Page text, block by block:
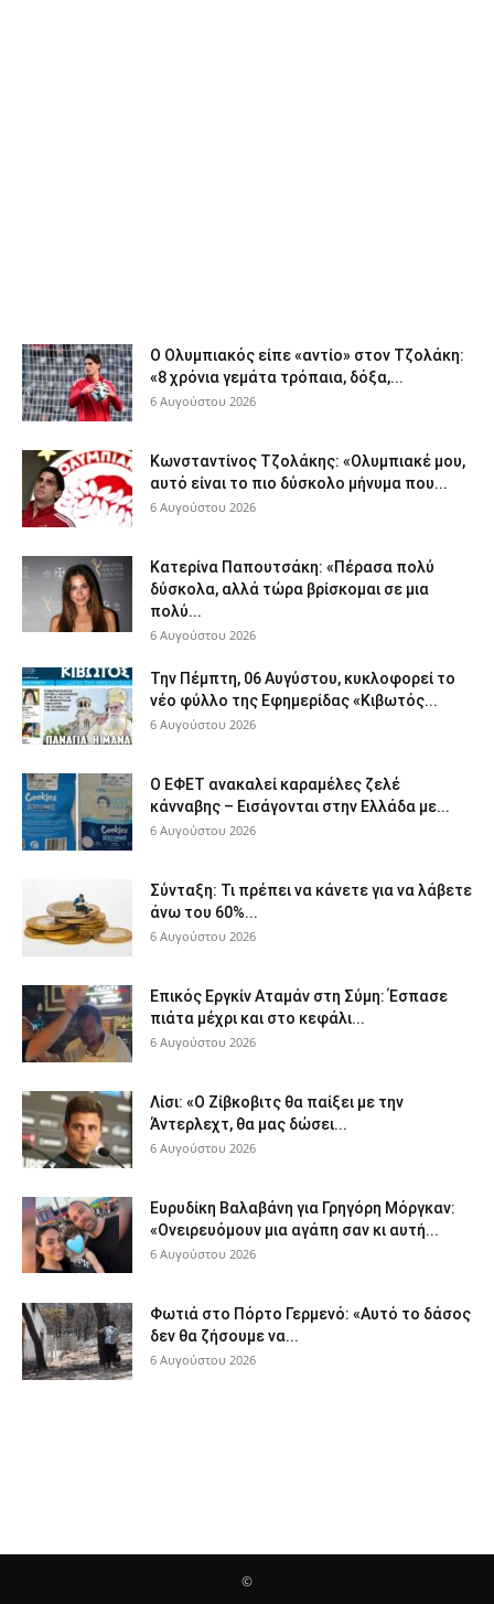
Ο Ολυμπιακός είπε «αντίο» στον Τζολάκη:
«8 χρόνια γεμάτα τρόπαια, δόξα,...
6 Αυγούστου 2026
Κωνσταντίνος Τζολάκης: «Ολυμπιακέ μου,
αυτό είναι το πιο δύσκολο μήνυμα που...
6 Αυγούστου 2026
Κατερίνα Παπουτσάκη: «Πέρασα πολύ
δύσκολα, αλλά τώρα βρίσκομαι σε μια
πολύ...
6 Αυγούστου 2026
Την Πέμπτη, 06 Αυγύστου, κυκλοφορεί το
νέο φύλλο της Εφημερίδας «Κιβωτός...
6 Αυγούστου 2026
Ο ΕΦΕΤ ανακαλεί καραμέλες ζελέ
κάνναβης – Εισάγονται στην Ελλάδα με...
6 Αυγούστου 2026
Σύνταξη: Τι πρέπει να κάνετε για να λάβετε
άνω του 60%...
6 Αυγούστου 2026
Επικός Εργκίν Αταμάν στη Σύμη: Έσπασε
πιάτα μέχρι και στο κεφάλι...
6 Αυγούστου 2026
Λίσι: «Ο Ζίβκοβιτς θα παίξει με την
Άντερλεχτ, θα μας δώσει...
6 Αυγούστου 2026
Ευρυδίκη Βαλαβάνη για Γρηγόρη Μόργκαν:
«Ονειρευόμουν μια αγάπη σαν κι αυτή...
6 Αυγούστου 2026
Φωτιά στο Πόρτο Γερμενό: «Αυτό το δάσος
δεν θα ζήσουμε να...
6 Αυγούστου 2026
©